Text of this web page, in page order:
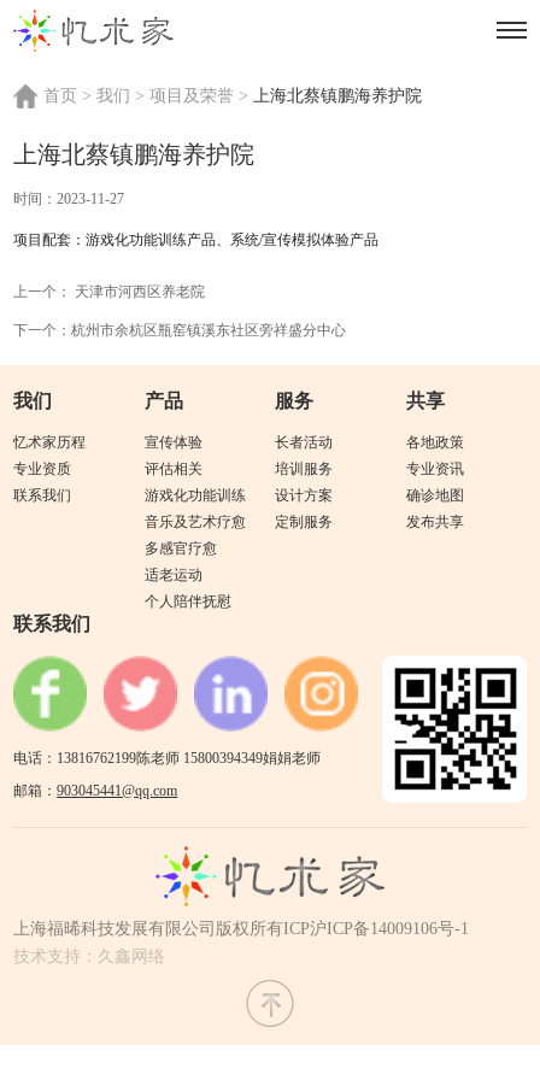
首页 >我们 >项目及荣誉 >上海北蔡镇鹏海养护院
上海北蔡镇鹏海养护院
时间：2023-11-27
项目配套：游戏化功能训练产品、系统/宣传模拟体验产品
上一个： 天津市河西区养老院
下一个：杭州市余杭区瓶窑镇溪东社区旁祥盛分中心
我们
忆术家历程
专业资质
联系我们
产品
宣传体验
评估相关
游戏化功能训练
音乐及艺术疗愈
多感官疗愈
适老运动
个人陪伴抚慰
服务
长者活动
培训服务
设计方案
定制服务
共享
各地政策
专业资讯
确诊地图
发布共享
联系我们
电话：13816762199陈老师 15800394349娟娟老师
邮箱：903045441@qq.com
上海福晞科技发展有限公司版权所有ICP沪ICP备14009106号-1
技术支持：久鑫网络